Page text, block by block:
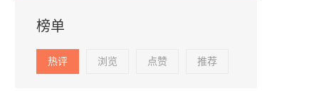
榜单
热评 浏览 点赞 推荐